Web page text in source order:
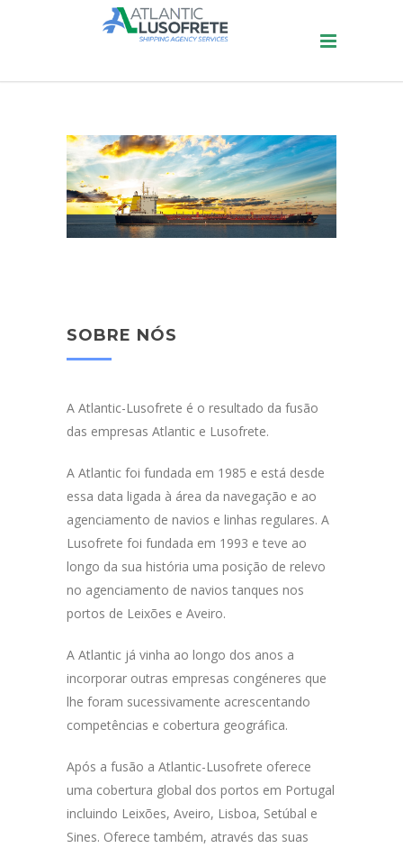
SOBRE NÓS
A Atlantic-Lusofrete é o resultado da fusão
das empresas Atlantic e Lusofrete.
A Atlantic foi fundada em 1985 e está desde
essa data ligada à área da navegação e ao
agenciamento de navios e linhas regulares. A
Lusofrete foi fundada em 1993 e teve ao
longo da sua história uma posição de relevo
no agenciamento de navios tanques nos
portos de Leixões e Aveiro.
A Atlantic já vinha ao longo dos anos a
incorporar outras empresas congéneres que
lhe foram sucessivamente acrescentando
competências e cobertura geográfica.
Após a fusão a Atlantic-Lusofrete oferece
uma cobertura global dos portos em Portugal
incluindo Leixões, Aveiro, Lisboa, Setúbal e
Sines. Oferece também, através das suas